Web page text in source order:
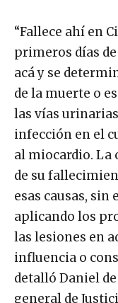
“Fallece ahí en
primeros días
acá y se
de la muerte o
las vías
infección en el
al miocardio. La
de su
esas causas, sin
aplicando los
las lesiones en
influencia o
detalló Daniel
general de